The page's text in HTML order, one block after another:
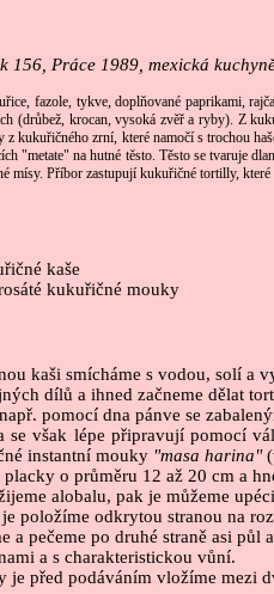
156, Práce 1989, mexická
fazole, tykve, doplňované paprikami,
(drůbež, krocan, vysoká zvěř a ryby). Z
zrní, které namočí s trochou
"metate" na hutné těsto. Těsto se tvaruje
mísy. Příbor zastupují kukuřičné tortilly,
kaše
kukuřičné mouky
kaši smícháme s vodou, solí a
dílů a ihned začneme dělat
pomocí dna pánve se
se však lépe připravují pomocí
instantní mouky "masa harina"
o průměru 12 až 20 cm a
alobalu, pak je můžeme
položíme odkrytou stranou na
pečeme po druhé straně asi půl
a s charakteristickou vůní.
před podáváním vložíme mezi